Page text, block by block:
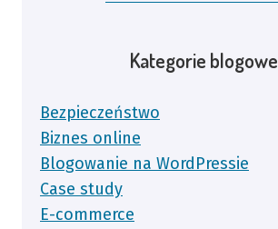
Kategorie blogowe
Bezpieczeństwo
Biznes online
Blogowanie na WordPressie
Case study
E-commerce